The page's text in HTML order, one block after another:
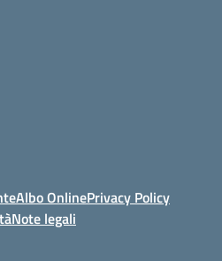
Albo OnlinePrivacy Policy
Note legali